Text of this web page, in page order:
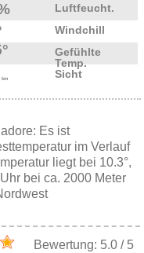
Luftfeucht.
Windchill
Gefühlte
Temp.
km Sicht
Es ist
im Verlauf
liegt bei 10.3°,
bei ca. 2000 Meter
Bewertung: 5.0/ 5